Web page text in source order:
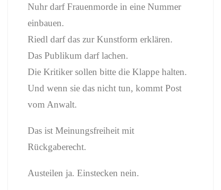
Nuhr darf Frauenmorde in eine Nummer
einbauen.
Riedl darf das zur Kunstform erklären.
Das Publikum darf lachen.
Die Kritiker sollen bitte die Klappe halten.
Und wenn sie das nicht tun, kommt Post
vom Anwalt.
Das ist Meinungsfreiheit mit
Rückgaberecht.
Austeilen ja. Einstecken nein.